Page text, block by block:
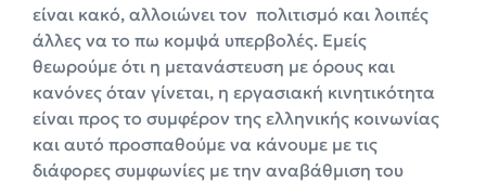
είναι κακό, αλλοιώνει τον πολιτισμό και λοιπές
άλλες να το πω κομψά υπερβολές. Εμείς
θεωρούμε ότι η μετανάστευση με όρους και
κανόνες όταν γίνεται, η εργασιακή κινητικότητα
είναι προς το συμφέρον της ελληνικής κοινωνίας
και αυτό προσπαθούμε να κάνουμε με τις
διάφορες συμφωνίες με την αναβάθμιση του